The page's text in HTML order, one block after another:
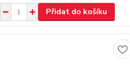
Přidat do košíku